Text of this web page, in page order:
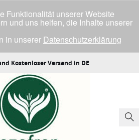
Kostenloser Versand in DE
Funktionalität unserer Website
und uns helfen, die Inhalte unserer
in unserer Datenschutzerklärung
bist.